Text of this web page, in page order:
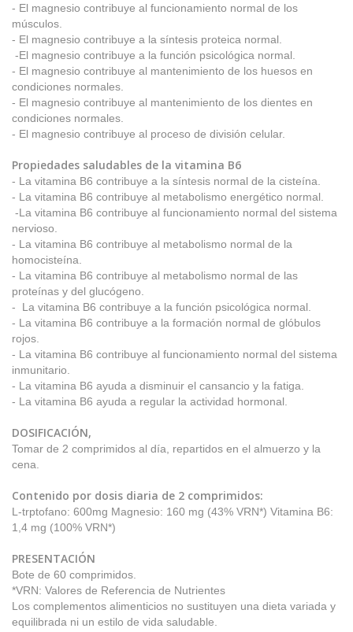
- El magnesio contribuye al funcionamiento normal de los
músculos.
- El magnesio contribuye a la síntesis proteica normal.
-El magnesio contribuye a la función psicológica normal.
- El magnesio contribuye al mantenimiento de los huesos en
condiciones normales.
- El magnesio contribuye al mantenimiento de los dientes en
condiciones normales.
- El magnesio contribuye al proceso de división celular.
Propiedades saludables de la vitamina B6
- La vitamina B6 contribuye a la síntesis normal de la cisteína.
- La vitamina B6 contribuye al metabolismo energético normal.
-La vitamina B6 contribuye al funcionamiento normal del sistema
nervioso.
- La vitamina B6 contribuye al metabolismo normal de la
homocisteína.
- La vitamina B6 contribuye al metabolismo normal de las
proteínas y del glucógeno.
- La vitamina B6 contribuye a la función psicológica normal.
- La vitamina B6 contribuye a la formación normal de glóbulos
rojos.
- La vitamina B6 contribuye al funcionamiento normal del sistema
inmunitario.
- La vitamina B6 ayuda a disminuir el cansancio y la fatiga.
- La vitamina B6 ayuda a regular la actividad hormonal.
DOSIFICACIÓN,
Tomar de 2 comprimidos al día, repartidos en el almuerzo y la
cena.
Contenido por dosis diaria de 2 comprimidos:
L-trptofano: 600mg Magnesio: 160 mg (43% VRN*) Vitamina B6:
1,4 mg (100% VRN*)
PRESENTACIÓN
Bote de 60 comprimidos.
*VRN: Valores de Referencia de Nutrientes
Los complementos alimenticios no sustituyen una dieta variada y
equilibrada ni un estilo de vida saludable.